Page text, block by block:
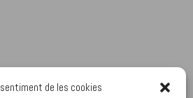
de les cookies